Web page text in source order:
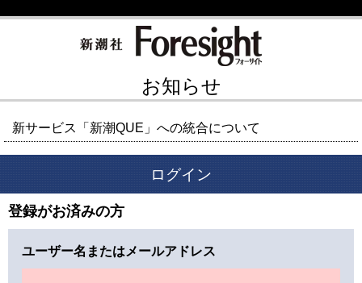
お知らせ
新サービス「新潮QUE」への統合について
ログイン
登録がお済みの方
ユーザー名またはメールアドレス